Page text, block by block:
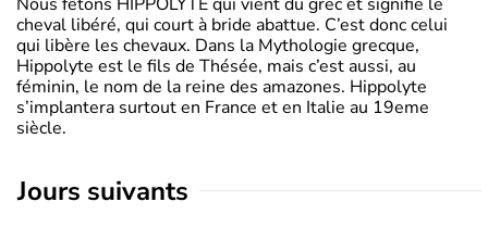
cheval libéré, qui court à bride abattue. C’est donc celui
qui libère les chevaux. Dans la Mythologie grecque,
Hippolyte est le fils de Thésée, mais c’est aussi, au
féminin, le nom de la reine des amazones. Hippolyte
s’implantera surtout en France et en Italie au 19eme
siècle.
jours suivants